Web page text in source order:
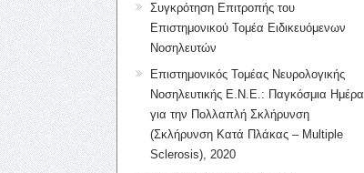
Συγκρότηση Επιτροπής του
Επιστημονικού Τομέα Ειδικευόμενων
Νοσηλευτών
Επιστημονικός Τομέας Νευρολογικής
Νοσηλευτικής Ε.Ν.Ε.: Παγκόσμια Ημέρα
για την Πολλαπλή Σκλήρυνση
(Σκλήρυνση Κατά Πλάκας – Multiple
Sclerosis), 2020